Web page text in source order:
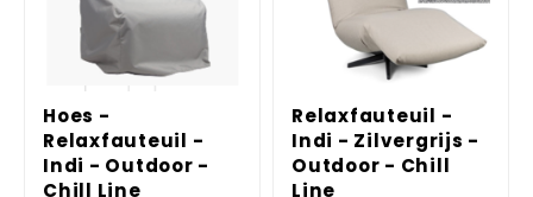
Hoes -
Relaxfauteuil -
Indi - Outdoor -
Chill Line
Relaxfauteuil -
Indi - Zilvergrijs -
Outdoor - Chill
Line